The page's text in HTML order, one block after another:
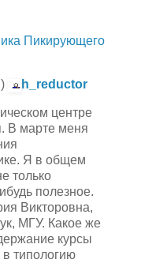
Пикирующего
h_reductor
центре
В марте меня
Я в общем
только
полезное.
Викторовна,
МГУ. Какое же
курсы
типологию